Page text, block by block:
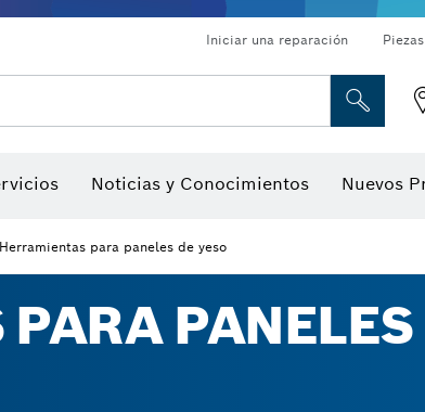
Iniciar una reparación
Noticias y Conocimientos Nuevos
Herramientas para paneles de yeso
PANELES